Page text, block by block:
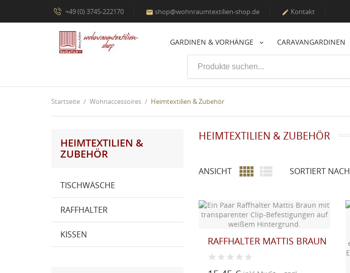
+49 (0) 3745-222170  shop@wohnraumtextilien-shop.de  Kontakt
GARDINEN & VORHÄNGE CARAVANGARDINEN
Startseite Wohnaccessoires Heimtextilien & Zubehör
HEIMTEXTILIEN &
ZUBEHÖR
TISCHWÄSCHE
RAFFHALTER
KISSEN
HEIMTEXTILIEN & ZUBEHÖR
ANSICHT   SORTIERT NACH
RAFFHALTER MATTIS BRAUN